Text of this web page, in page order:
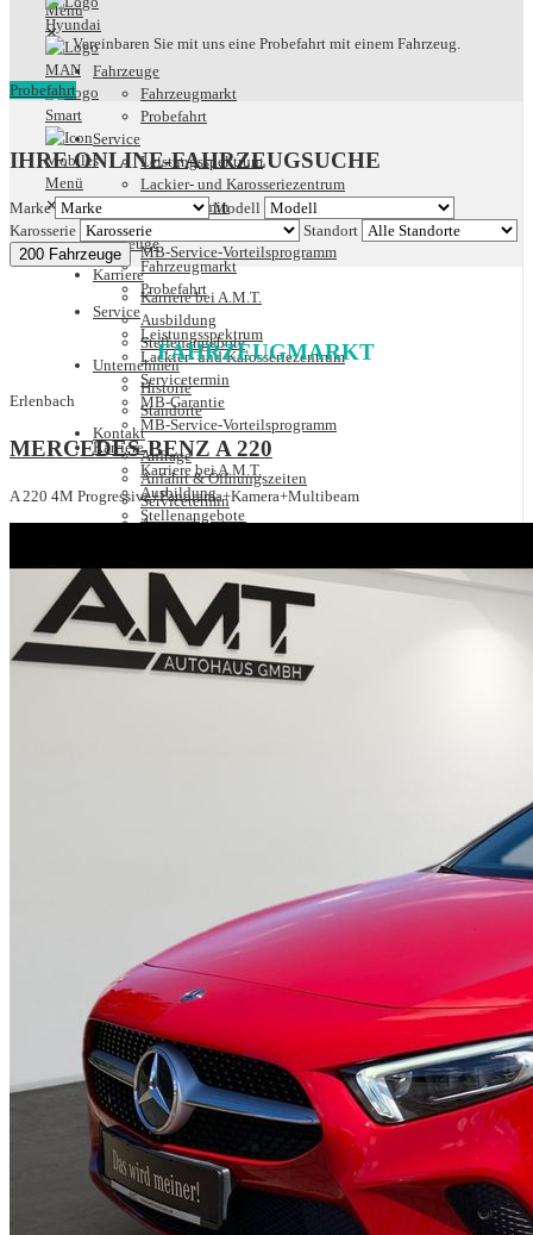
✕
Fahrzeuge
Fahrzeugmarkt
Probefahrt
Service
Leistungsspektrum
Lackier- und Karosseriezentrum
Servicetermin
MB-Garantie
MB-Service-Vorteilsprogramm
Karriere
Karriere bei A.M.T.
Ausbildung
Stellenangebote
Unternehmen
Historie
Standorte
Kontakt
Anfrage
Anfahrt & Öffnungszeiten
Servicetermin
Ansprechpartner
Nutzfahrzeugzentrum
✕
Fahrzeuge
Fahrzeugmarkt
Probefahrt
Service
Leistungsspektrum
Lackier- und Karosseriezentrum
Servicetermin
MB-Garantie
MB-Service-Vorteilsprogramm
Karriere
Karriere bei A.M.T.
Ausbildung
Stellenangebote
Standorte
Kontakt
Anfrage
Anfahrt & Öffnungszeiten
Servicetermin
Vereinbaren Sie mit uns eine Probefahrt mit einem Fahrzeug.
Probefahrt
IHRE ONLINE-FAHRZEUGSUCHE
Marke
Modell
Karosserie
Standort
200 Fahrzeuge
FAHRZEUGMARKT
Erlenbach
MERCEDES-BENZ A 220
A 220 4M Progressive+Panorama+Kamera+Multibeam